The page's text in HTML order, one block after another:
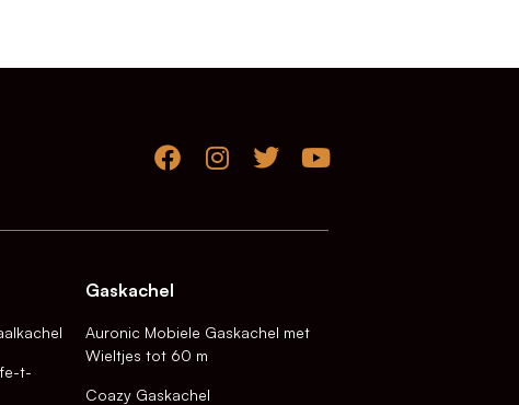
t-
Gaskachel
Auronic Mobiele Gaskachel met
Wieltjes tot 60 m
Coazy Gaskachel